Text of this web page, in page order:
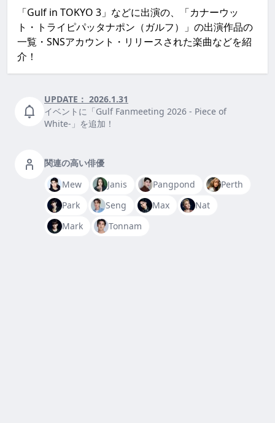
「Gulf in TOKYO 3」などに出演の、「カナーウッ
ト・トライピパッタナポン（ガルフ）」の出演作品の
一覧・SNSアカウント・リリースされた楽曲などを紹
介！
UPDATE： 2026.1.31
イベントに「Gulf Fanmeeting 2026 - Piece of
White-」を追加！
関連の高い俳優
Mew
Janis Pangpond
Perth
Park
Seng Max
Nat
Mark
Tonnam